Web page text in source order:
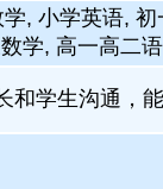
, 小学英语,
学, 高一高二
和学生沟通，